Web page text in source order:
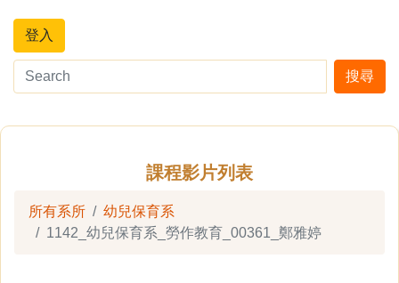
登入
搜尋
課程影片列表
所有系所
幼兒保育系
1142_幼兒保育系_勞作教育_00361_鄭雅婷